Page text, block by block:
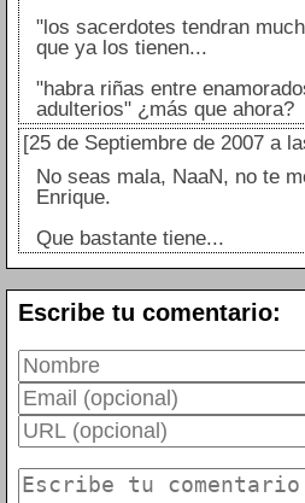
"los sacerdotes tendran
que ya los tienen...
"habra riñas entre
adulterios" ¿más que ahora?
[25 de Septiembre de 2007 a
No seas mala, NaaN, no te
Enrique.
Que bastante tiene...
Escribe tu comentario: